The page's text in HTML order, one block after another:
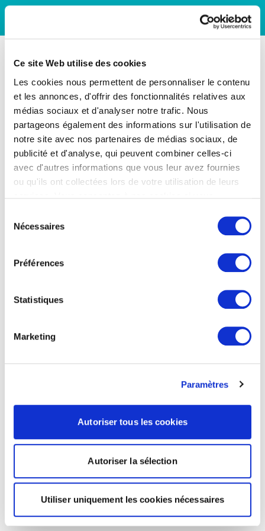
Ce site Web utilise des cookies
Les cookies nous permettent de personnaliser le contenu
et les annonces, d'offrir des fonctionnalités relatives aux
médias sociaux et d'analyser notre trafic. Nous
partageons également des informations sur l'utilisation de
notre site avec nos partenaires de médias sociaux, de
publicité et d'analyse, qui peuvent combiner celles-ci
avec d'autres informations que vous leur avez fournies
ou qu'ils ont collectées lors de votre utilisation de leurs
Nécessaires
Préférences
Statistiques
Marketing
Paramètres
Autoriser tous les cookies
Autoriser la sélection
Utiliser uniquement les cookies nécessaires